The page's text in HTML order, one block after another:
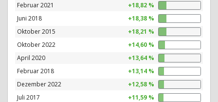
Februar 2021
+18,82 %
Juni 2018
+18,38 %
Oktober 2015
+18,21 %
Oktober 2022
+14,60 %
April 2020
+13,64 %
Februar 2018
+13,14 %
Dezember 2022
+12,58 %
Juli 2017
+11,59 %